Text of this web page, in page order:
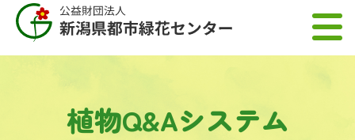
植物Q&Aシステム